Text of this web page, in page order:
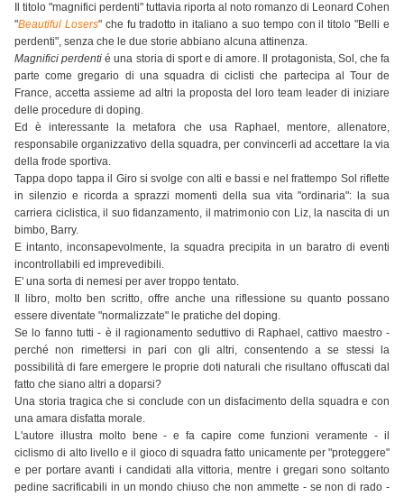
Il titolo "magnifici perdenti" tuttavia riporta al noto romanzo di Leonard Cohen
"Beautiful Losers" che fu tradotto in italiano a suo tempo con il titolo "Belli e
perdenti", senza che le due storie abbiano alcuna attinenza.
Magnifici perdenti é una storia di sport e di amore. Il protagonista, Sol, che fa
parte come gregario di una squadra di ciclisti che partecipa al Tour de
France, accetta assieme ad altri la proposta del loro team leader di iniziare
delle procedure di doping.
Ed è interessante la metafora che usa Raphael, mentore, allenatore,
responsabile organizzativo della squadra, per convincerli ad accettare la via
della frode sportiva.
Tappa dopo tappa il Giro si svolge con alti e bassi e nel frattempo Sol riflette
in silenzio e ricorda a sprazzi momenti della sua vita "ordinaria": la sua
carriera ciclistica, il suo fidanzamento, il matrimonio con Liz, la nascita di un
bimbo, Barry.
E intanto, inconsapevolmente, la squadra precipita in un baratro di eventi
incontrollabili ed imprevedibili.
E' una sorta di nemesi per aver troppo tentato.
Il libro, molto ben scritto, offre anche una riflessione su quanto possano
essere diventate "normalizzate" le pratiche del doping.
Se lo fanno tutti - è il ragionamento seduttivo di Raphael, cattivo maestro -
perché non rimettersi in pari con gli altri, consentendo a se stessi la
possibilità di fare emergere le proprie doti naturali che risultano offuscati dal
fatto che siano altri a doparsi?
Una storia tragica che si conclude con un disfacimento della squadra e con
una amara disfatta morale.
L'autore illustra molto bene - e fa capire come funzioni veramente - il
ciclismo di alto livello e il gioco di squadra fatto unicamente per "proteggere"
e per portare avanti i candidati alla vittoria, mentre i gregari sono soltanto
pedine sacrificabili in un mondo chiuso che non ammette - se non di rado -